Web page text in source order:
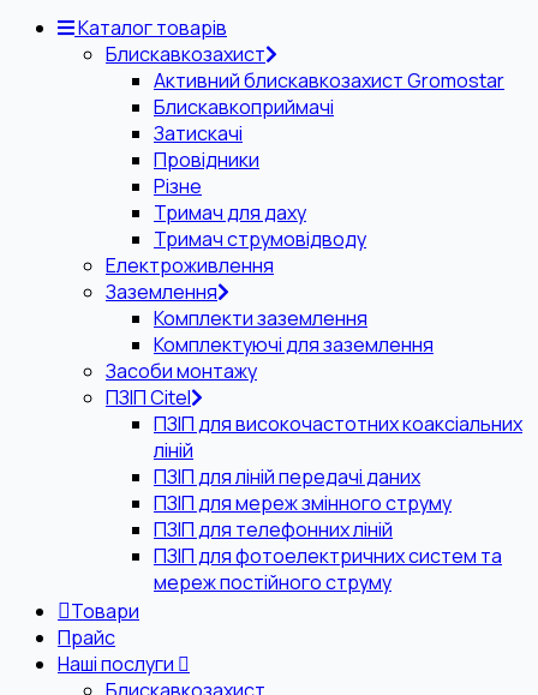
Каталог товарів
Блискавкозахист
Активний блискавкозахист Gromostar
Блискавкоприймачі
Затискачі
Провідники
Різне
Тримач для даху
Тримач струмовідводу
Електроживлення
Заземлення
Комплекти заземлення
Комплектуючі для заземлення
Засоби монтажу
ПЗІП Citel
ПЗІП для високочастотних коаксіальних
ліній
ПЗІП для ліній передачі даних
ПЗІП для мереж змінного струму
ПЗІП для телефонних ліній
ПЗІП для фотоелектричних систем та
мереж постійного струму
Товари
Прайс
Наші послуги